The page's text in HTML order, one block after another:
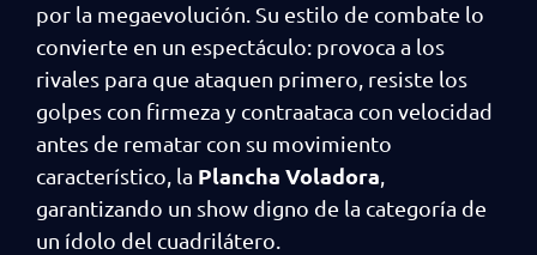
por la megaevolución. Su estilo de combate lo
convierte en un espectáculo: provoca a los
rivales para que ataquen primero, resiste los
golpes con firmeza y contraataca con velocidad
antes de rematar con su movimiento
característico, la Plancha Voladora,
garantizando un show digno de la categoría de
un ídolo del cuadrilátero.